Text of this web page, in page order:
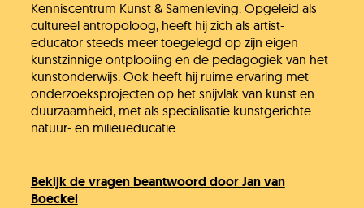
Kenniscentrum Kunst & Samenleving. Opgeleid als
cultureel antropoloog, heeft hij zich als artist-
educator steeds meer toegelegd op zijn eigen
kunstzinnige ontplooiing en de pedagogiek van het
kunstonderwijs. Ook heeft hij ruime ervaring met
onderzoeksprojecten op het snijvlak van kunst en
duurzaamheid, met als specialisatie kunstgerichte
natuur- en milieueducatie.
Bekijk de vragen beantwoord door Jan van
Boeckel